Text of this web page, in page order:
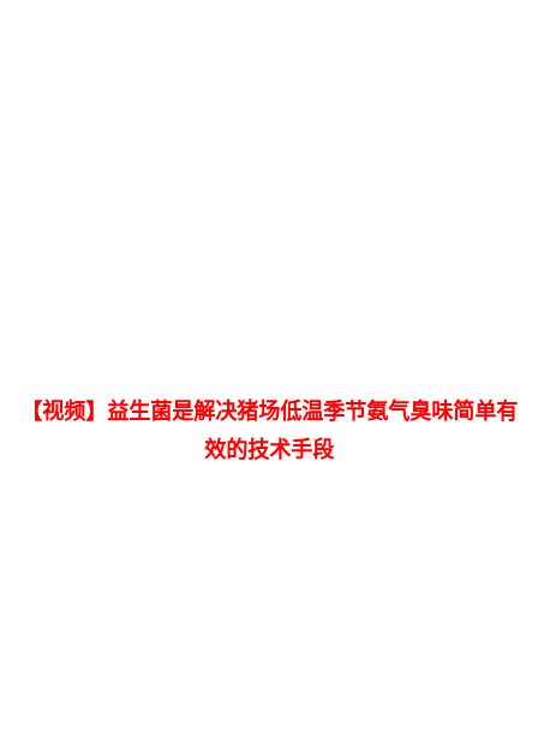
【视频】益生菌是解决猪场低温季节氨气臭味简单有
效的技术手段